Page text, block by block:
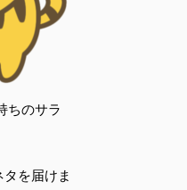
ちのサラ
を届けま